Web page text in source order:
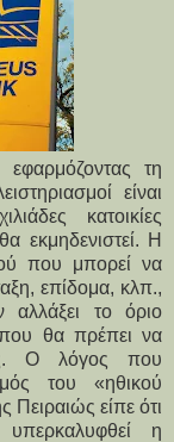
τη
είναι
κατοικίες
εκμηδενιστεί. Η
που μπορεί να
επίδομα, κλπ.,
αλλάξει το όριο
θα πρέπει να
Ο λόγος που
του «ηθικού
Πειραιώς είπε ότι
η